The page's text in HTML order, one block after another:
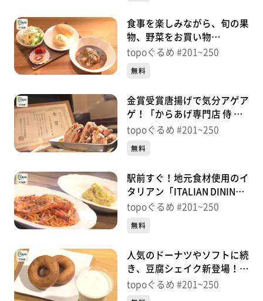
食事を楽しみながら、旬の果
物、野菜をお買い物
「MARCHE Vivace」（宮城
め】
topoぐるめ #201~250
無料
金賞受賞唐揚げで気分アゲア
ゲ！「からあげ専門店 侍 仙
台宮城野店」（宮城野区原
topoぐるめ #201~250
無料
駅前すぐ！地元食材使用のイ
タリアン「ITALIAN DINING
Bene」（松島町松島小梨
topoぐるめ #201~250
無料
人気のドーナツやソフトに続
き、豆腐シェイク新登場！
「真壁豆富店」（松島町高城
topoぐるめ #201~250